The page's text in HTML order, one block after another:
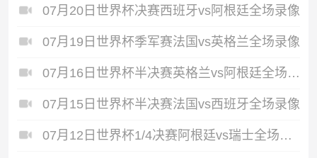
07月20日世界杯决赛西班牙vs阿根廷全场录像
07月19日世界杯季军赛法国vs英格兰全场录像
07月16日世界杯半决赛英格兰vs阿根廷全场录像
07月15日世界杯半决赛法国vs西班牙全场录像
07月12日世界杯1/4决赛阿根廷vs瑞士全场录像